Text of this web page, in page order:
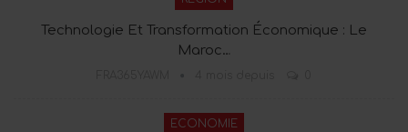
Technologie Et Transformation Économique : Le
Maroc…
ECONOMIE